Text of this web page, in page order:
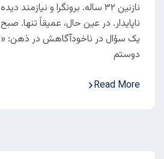
نازنین ۳۲ ساله. برونگرا و
ناپایدار. در عین حال، عمیقاً تنها.
یک سؤال در ناخودآگاهش در ذهن:
دوستم
Read More